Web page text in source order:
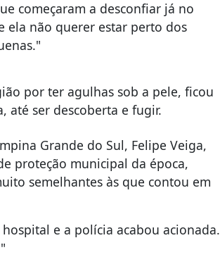
começaram a desconfiar já no
ela não querer estar perto dos
por ter agulhas sob a pele, ficou
até ser descoberta e fugir.
Grande do Sul, Felipe Veiga,
proteção municipal da época,
semelhantes às que contou em
e a polícia acabou acionada.